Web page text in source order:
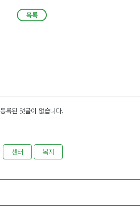
목록
등록된 댓글이 없습니다.
센터 복지